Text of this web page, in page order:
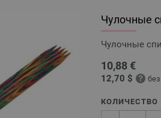
Чулочные
Чулочные
10,88 €
12,70 $
КОЛИЧЕСТВО